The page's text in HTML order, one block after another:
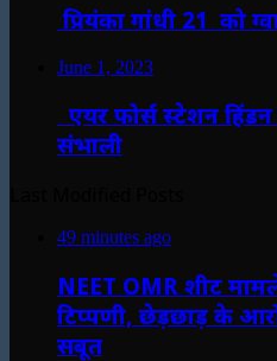
प्रियंका गांधी 21 को
June 1, 2023
एयर फोर्स स्टेशन
संभाली
49 minutes ago
NEET OMR शीट
टिप्पणी, छेड़छाड़ के
सबूत